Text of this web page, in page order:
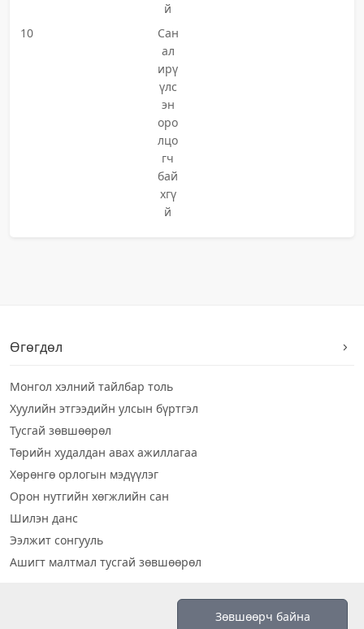
й
10
Сан
ал
ирү
үлс
эн
оро
лцо
гч
бай
хгү
й
Өгөгдөл
Монгол хэлний тайлбар толь
Хуулийн этгээдийн улсын бүртгэл
Тусгай зөвшөөрөл
Төрийн худалдан авах ажиллагаа
Хөрөнгө орлогын мэдүүлэг
Орон нутгийн хөгжлийн сан
Шилэн данс
Ээлжит сонгууль
Ашигт малтмал тусгай зөвшөөрөл
Зөвшөөрч байна